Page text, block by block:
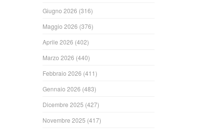
Giugno 2026 (316)
Maggio 2026 (376)
Aprile 2026 (402)
Marzo 2026 (440)
Febbraio 2026 (411)
Gennaio 2026 (483)
Dicembre 2025 (427)
Novembre 2025 (417)